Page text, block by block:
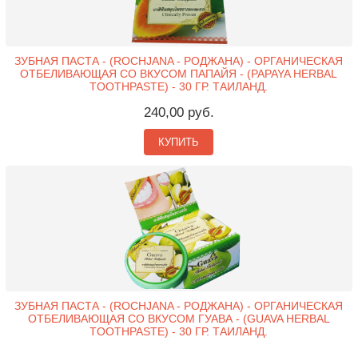
ЗУБНАЯ ПАСТА - (ROCHJANA - РОДЖАНА) - ОРГАНИЧЕСКАЯ
ОТБЕЛИВАЮЩАЯ СО ВКУСОМ ПАПАЙЯ - (PAPAYA HERBAL
TOOTHPASTE) - 30 ГР. ТАИЛАНД.
240,00 руб.
КУПИТЬ
ЗУБНАЯ ПАСТА - (ROCHJANA - РОДЖАНА) - ОРГАНИЧЕСКАЯ
ОТБЕЛИВАЮЩАЯ СО ВКУСОМ ГУАВА - (GUAVA HERBAL
TOOTHPASTE) - 30 ГР. ТАИЛАНД.